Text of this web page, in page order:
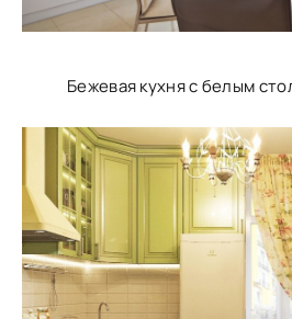
Бежевая кухня с белым